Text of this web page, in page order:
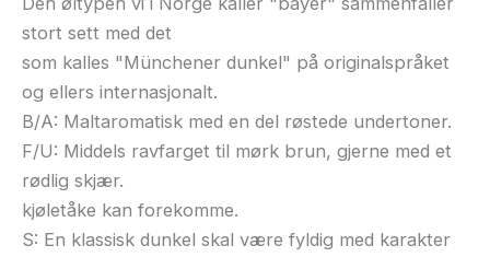
stort sett med det
som kalles "Münchener dunkel" på originalspråket
og ellers internasjonalt.
B/A: Maltaromatisk med en del røstede undertoner.
F/U: Middels ravfarget til mørk brun, gjerne med et
rødlig skjær.
kjøletåke kan forekomme.
S: En klassisk dunkel skal være fyldig med karakter